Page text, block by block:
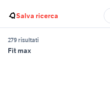
Salva ricerca
279 risultati
Fit max